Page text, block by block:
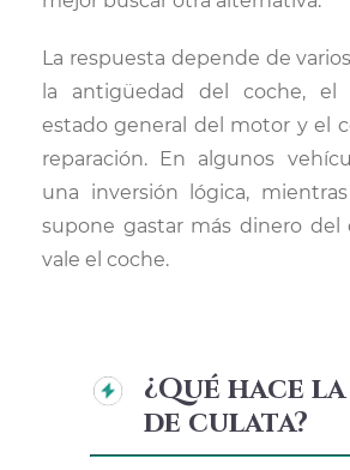
La respuesta depende de
la antigüedad del coche, el
estado general del motor y el
reparación. En algunos
una inversión lógica,
supone gastar más dinero del
vale el coche.
¿Qué hace
de culata?